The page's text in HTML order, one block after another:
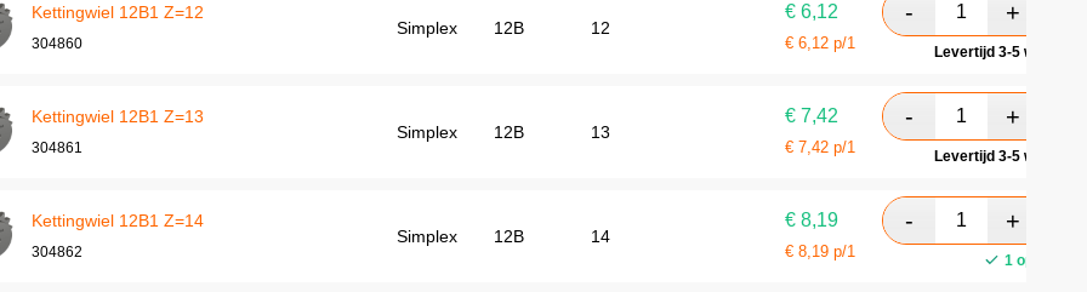
Kettingwiel 12B1 Z=12
304860
Simplex 12B 12
€ 6,12
€ 6,12 p/1 Levertijd 3-5
Kettingwiel 12B1 Z=13
304861
Simplex 12B 13
€ 7,42
€ 7,42 p/1 Levertijd 3-5
Kettingwiel 12B1 Z=14
304862
Simplex 12B 14
€ 8,19
€ 8,19 p/1 1 op